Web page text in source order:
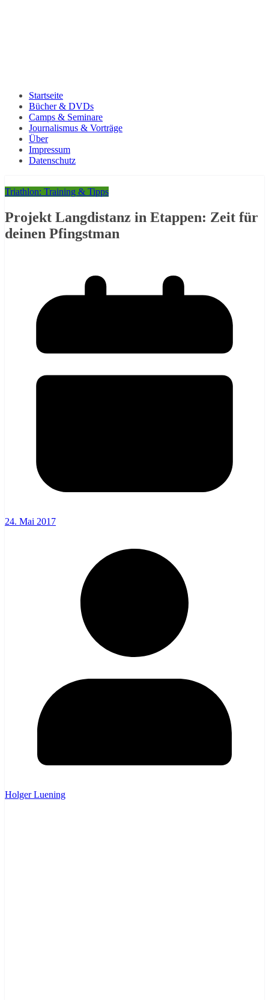
Startseite
Bücher & DVDs
Camps & Seminare
Journalismus & Vorträge
Über
Impressum
Datenschutz
Triathlon: Training & Tipps
Projekt Langdistanz in Etappen: Zeit für
deinen Pfingstman
24. Mai 2017
Holger Luening